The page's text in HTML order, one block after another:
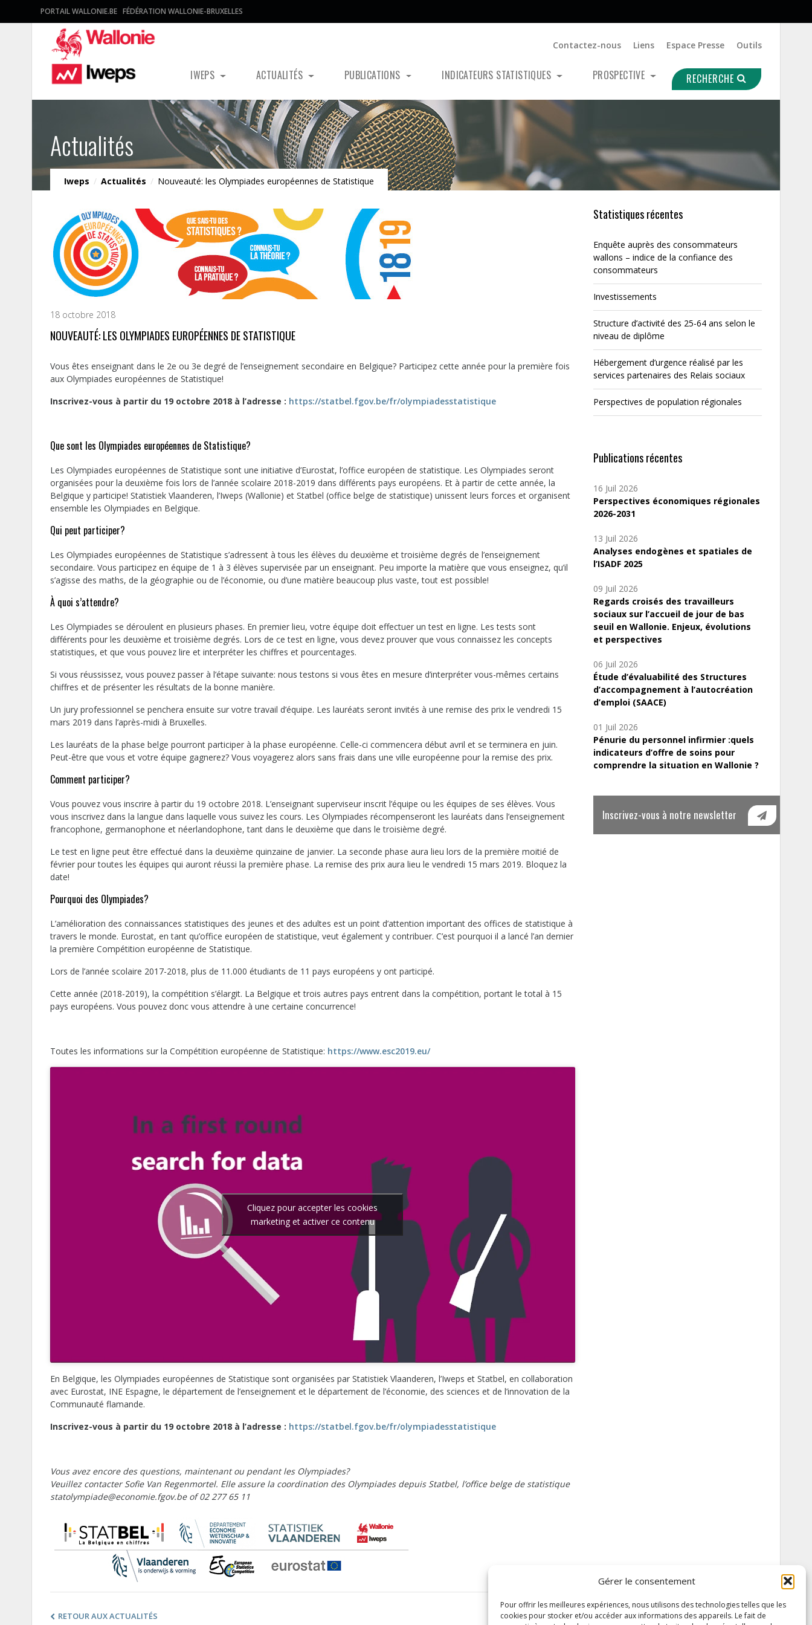
Gérer le consentement
Pour offrir les meilleures expériences, nous utilisons des technologies telles que les
cookies pour stocker et/ou accéder aux informations des appareils. Le fait de
PORTAIL WALLONIE.BE FÉDÉRATION WALLONIE-BRUXELLES
Contactez-nous Liens Espace Presse Outils
IWEPS ACTUALITÉS PUBLICATIONS INDICATEURS STATISTIQUES PROSPECTIVE RECHERCHE
Actualités
Iweps / Actualités / Nouveauté: les Olympiades européennes de Statistique
18 octobre 2018
NOUVEAUTÉ: LES OLYMPIADES EUROPÉENNES DE STATISTIQUE
Vous êtes enseignant dans le 2e ou 3e degré de l’enseignement secondaire en Belgique? Participez cette année pour la première fois
aux Olympiades européennes de Statistique!
Inscrivez-vous à partir du 19 octobre 2018 à l’adresse : https://statbel.fgov.be/fr/olympiadesstatistique
Que sont les Olympiades européennes de Statistique?
Les Olympiades européennes de Statistique sont une initiative d’Eurostat, l’office européen de statistique. Les Olympiades seront
organisées pour la deuxième fois lors de l’année scolaire 2018-2019 dans différents pays européens. Et à partir de cette année, la
Belgique y participe! Statistiek Vlaanderen, l’Iweps (Wallonie) et Statbel (office belge de statistique) unissent leurs forces et organisent
ensemble les Olympiades en Belgique.
Qui peut participer?
Les Olympiades européennes de Statistique s’adressent à tous les élèves du deuxième et troisième degrés de l’enseignement
secondaire. Vous participez en équipe de 1 à 3 élèves supervisée par un enseignant. Peu importe la matière que vous enseignez, qu’il
s’agisse des maths, de la géographie ou de l’économie, ou d’une matière beaucoup plus vaste, tout est possible!
À quoi s’attendre?
Les Olympiades se déroulent en plusieurs phases. En premier lieu, votre équipe doit effectuer un test en ligne. Les tests sont
différents pour les deuxième et troisième degrés. Lors de ce test en ligne, vous devez prouver que vous connaissez les concepts
statistiques, et que vous pouvez lire et interpréter les chiffres et pourcentages.
Si vous réussissez, vous pouvez passer à l’étape suivante: nous testons si vous êtes en mesure d’interpréter vous-mêmes certains
chiffres et de présenter les résultats de la bonne manière.
Un jury professionnel se penchera ensuite sur votre travail d’équipe. Les lauréats seront invités à une remise des prix le vendredi 15
mars 2019 dans l’après-midi à Bruxelles.
Les lauréats de la phase belge pourront participer à la phase européenne. Celle-ci commencera début avril et se terminera en juin.
Peut-être que vous et votre équipe gagnerez? Vous voyagerez alors sans frais dans une ville européenne pour la remise des prix.
Comment participer?
Vous pouvez vous inscrire à partir du 19 octobre 2018. L’enseignant superviseur inscrit l’équipe ou les équipes de ses élèves. Vous
vous inscrivez dans la langue dans laquelle vous suivez les cours. Les Olympiades récompenseront les lauréats dans l’enseignement
francophone, germanophone et néerlandophone, tant dans le deuxième que dans le troisième degré.
Le test en ligne peut être effectué dans la deuxième quinzaine de janvier. La seconde phase aura lieu lors de la première moitié de
février pour toutes les équipes qui auront réussi la première phase. La remise des prix aura lieu le vendredi 15 mars 2019. Bloquez la
date!
Pourquoi des Olympiades?
L’amélioration des connaissances statistiques des jeunes et des adultes est un point d’attention important des offices de statistique à
travers le monde. Eurostat, en tant qu’office européen de statistique, veut également y contribuer. C’est pourquoi il a lancé l’an dernier
la première Compétition européenne de Statistique.
Lors de l’année scolaire 2017-2018, plus de 11.000 étudiants de 11 pays européens y ont participé.
Cette année (2018-2019), la compétition s’élargit. La Belgique et trois autres pays entrent dans la compétition, portant le total à 15
pays européens. Vous pouvez donc vous attendre à une certaine concurrence!
Toutes les informations sur la Compétition européenne de Statistique: https://www.esc2019.eu/
Cliquez pour accepter les cookies
marketing et activer ce contenu
En Belgique, les Olympiades européennes de Statistique sont organisées par Statistiek Vlaanderen, l’Iweps et Statbel, en collaboration
avec Eurostat, INE Espagne, le département de l’enseignement et le département de l’économie, des sciences et de l’innovation de la
Communauté flamande.
Inscrivez-vous à partir du 19 octobre 2018 à l’adresse : https://statbel.fgov.be/fr/olympiadesstatistique
Vous avez encore des questions, maintenant ou pendant les Olympiades?
Veuillez contacter Sofie Van Regenmortel. Elle assure la coordination des Olympiades depuis Statbel, l’office belge de statistique
statolympiade@economie.fgov.be of 02 277 65 11
RETOUR AUX ACTUALITÉS
Statistiques récentes
Enquête auprès des consommateurs
wallons – indice de la confiance des
consommateurs
Investissements
Structure d’activité des 25-64 ans selon le
niveau de diplôme
Hébergement d’urgence réalisé par les
services partenaires des Relais sociaux
Perspectives de population régionales
Publications récentes
16 Juil 2026
Perspectives économiques régionales
2026-2031
13 Juil 2026
Analyses endogènes et spatiales de
l’ISADF 2025
09 Juil 2026
Regards croisés des travailleurs
sociaux sur l’accueil de jour de bas
seuil en Wallonie. Enjeux, évolutions
et perspectives
06 Juil 2026
Étude d’évaluabilité des Structures
d’accompagnement à l’autocréation
d’emploi (SAACE)
01 Juil 2026
Pénurie du personnel infirmier :quels
indicateurs d’offre de soins pour
comprendre la situation en Wallonie ?
Inscrivez-vous à notre newsletter